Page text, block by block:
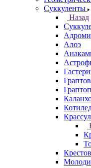
Суккуленты
Назад
Алоэ